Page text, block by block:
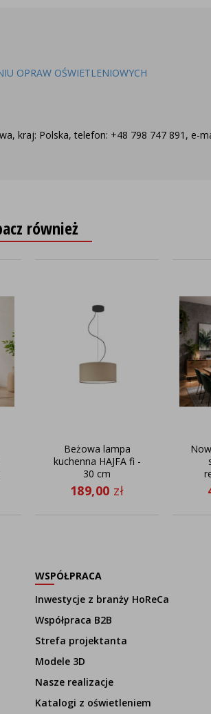
OPRAW OŚWIETLENIOWYCH
kraj: Polska, telefon: +48 798 747 891, e-
również
Beżowa lampa
kuchenna HAJFA fi -
30 cm
189,00 zł
WSPÓŁPRACA
Inwestycje z branży HoReCa
Współpraca B2B
Strefa projektanta
Modele 3D
Nasze realizacje
Katalogi z oświetleniem